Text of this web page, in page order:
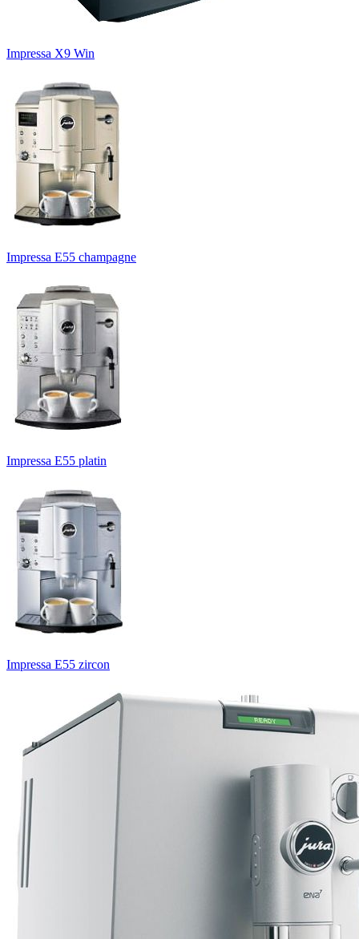
Impressa X9 Win
Impressa E55 champagne
Impressa E55 platin
Impressa E55 zircon